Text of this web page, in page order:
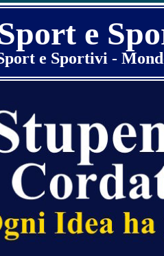
e
e Sportivi -